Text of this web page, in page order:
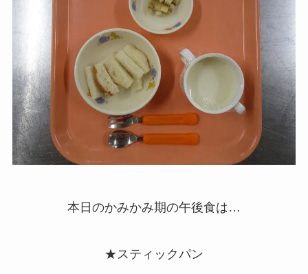
本日のかみかみ期の午後食は…
★スティックパン